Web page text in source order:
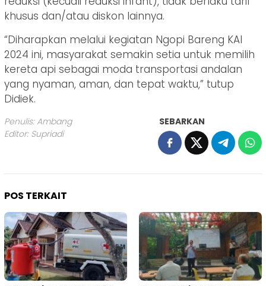
khusus dan/atau diskon lainnya.
“Diharapkan melalui kegiatan Ngopi Bareng KAI
2024 ini, masyarakat semakin setia untuk memilih
kereta api sebagai moda transportasi andalan
yang nyaman, aman, dan tepat waktu,” tutup
Didiek.
Penulis: Ambang
Editor: Supriadi
SEBARKAN
POS TERKAIT